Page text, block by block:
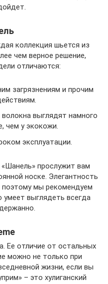
коллекция шьется из
чем верное решение,
отличаются:
загрязнениям и прочим
выглядят намного
чем у экокожи.
эксплуатации.
прослужит вам
носке. Элегантность
мы рекомендуем
умеет выглядеть всегда
Ее отличие от остальных
можно не только при
жизни, если вы
– это хулиганский